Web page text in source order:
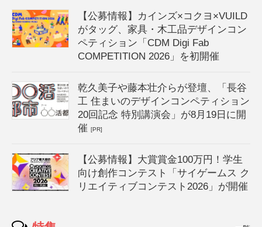
【公募情報】カインズ×コクヨ×VUILD
がタッグ、家具・木工品デザインコン
ペティション「CDM Digi Fab
COMPETITION 2026」を初開催
乾久美子や藤本壮介らが登壇、「長谷
工 住まいのデザインコンペティション
20回記念 特別講演会」が8月19日に開
催[PR]
【公募情報】大賞賞金100万円！学生
向け創作コンテスト「サイゲームス ク
リエイティブコンテスト2026」が開催